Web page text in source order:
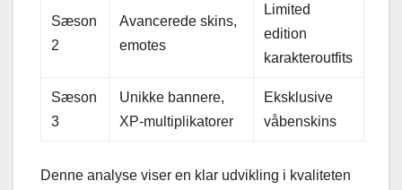
Sæson
2
Avancerede skins,
emotes
Limited
edition
karakteroutfits
Sæson
3
Unikke bannere,
XP-multiplikatorer
Eksklusive
våbenskins
Denne analyse viser en klar udvikling i kvaliteten